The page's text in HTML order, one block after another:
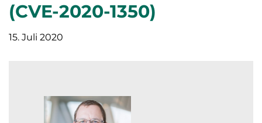
(CVE-2020-1350)
15. Juli 2020